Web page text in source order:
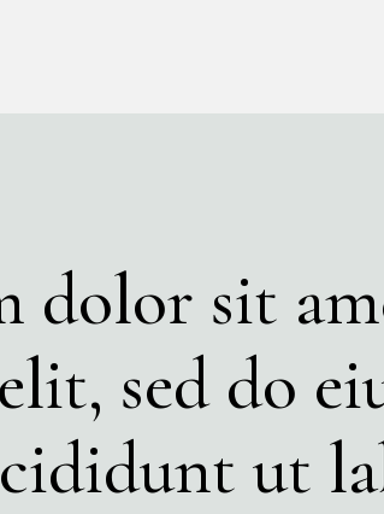
dolor sit
sed do
ut